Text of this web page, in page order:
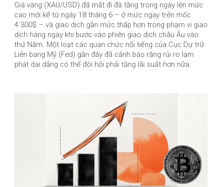
Giá vàng (XAU/USD) đã mất đi đà tăng trong ngày lên mức
cao mới kể từ ngày 18 tháng 6 – ở mức ngay trên mốc
4.300$ – và giao dịch gần mức thấp hơn trong phạm vi giao
dịch hàng ngày khi bước vào phiên giao dịch châu Âu vào
thứ Năm. Một loạt các quan chức nổi tiếng của Cục Dự trữ
Liên bang Mỹ (Fed) gần đây đã cảnh báo rằng rủi ro lạm
phát dai dẳng có thể đòi hỏi phải tăng lãi suất hơn nữa.